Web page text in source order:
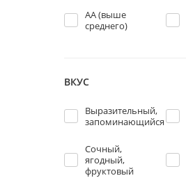
АА (выше
среднего)
ВКУС
Выразительный,
запоминающийся
Сочный,
ягодный,
фруктовый